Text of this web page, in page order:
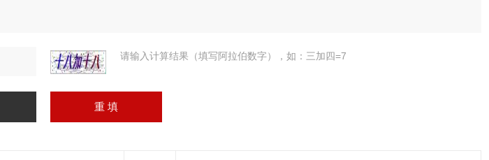
请输入计算结果（填写阿拉伯数字），如：三加四=7